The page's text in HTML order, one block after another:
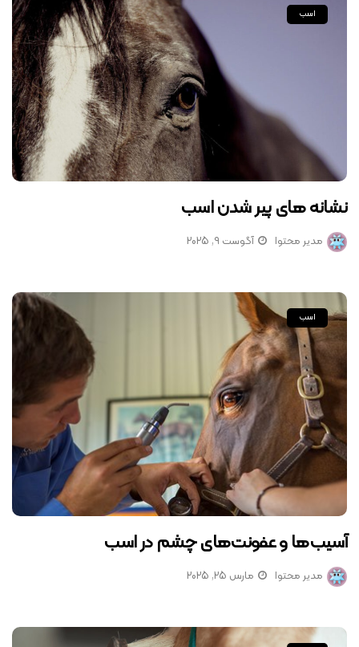
اسب
نشانه های پیر شدن اسب
مدیر محتوا آگوست 9, 2025
اسب
آسیب‌ها و عفونت‌های چشم در اسب
مدیر محتوا مارس 25, 2025